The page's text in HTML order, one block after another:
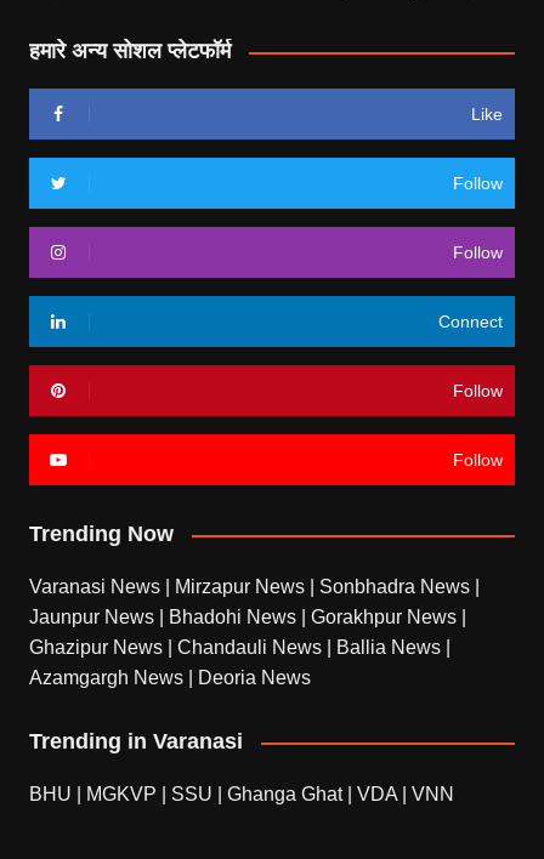
हमारे अन्य सोशल प्लेटफॉर्म
Like
Follow
Follow
Connect
Follow
Follow
Trending Now
Varanasi News Mirzapur News Sonbhadra News
Jaunpur News
Bhadohi News Gorakhpur News
Ghazipur News
Chandauli News Ballia News
Azamgargh News
Deoria News
Trending in Varanasi
BHU MGKVP SSU Ghanga Ghat| VDA VNN